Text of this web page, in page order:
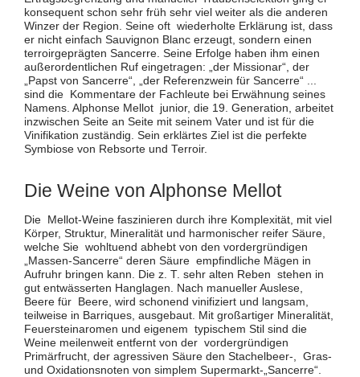
konsequent schon sehr früh sehr viel weiter als die anderen
Winzer der Region. Seine oft wiederholte Erklärung ist, dass
er nicht einfach Sauvignon Blanc erzeugt, sondern einen
terroirgeprägten Sancerre. Seine Erfolge haben ihm einen
außerordentlichen Ruf eingetragen: „der Missionar“, der
„Papst von Sancerre“, „der Referenzwein für Sancerre“ ...
sind die Kommentare der Fachleute bei Erwähnung seines
Namens. Alphonse Mellot junior, die 19. Generation, arbeitet
inzwischen Seite an Seite mit seinem Vater und ist für die
Vinifikation zuständig. Sein erklärtes Ziel ist die perfekte
Symbiose von Rebsorte und Terroir.
Die Weine von Alphonse Mellot
Die Mellot-Weine faszinieren durch ihre Komplexität, mit viel
Körper, Struktur, Mineralität und harmonischer reifer Säure,
welche Sie wohltuend abhebt von den vordergründigen
„Massen-Sancerre“ deren Säure empfindliche Mägen in
Aufruhr bringen kann. Die z. T. sehr alten Reben stehen in
gut entwässerten Hanglagen. Nach manueller Auslese,
Beere für Beere, wird schonend vinifiziert und langsam,
teilweise in Barriques, ausgebaut. Mit großartiger Mineralität,
Feuersteinaromen und eigenem typischem Stil sind die
Weine meilenweit entfernt von der vordergründigen
Primärfrucht, der agressiven Säure den Stachelbeer-, Gras-
und Oxidationsnoten von simplem Supermarkt-„Sancerre“.